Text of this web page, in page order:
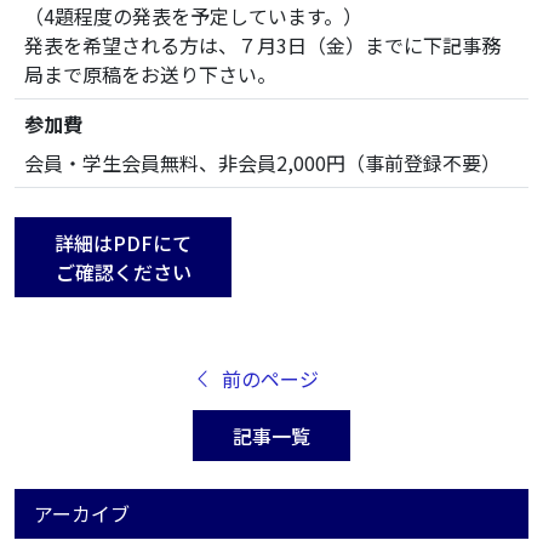
（4題程度の発表を予定しています。）
発表を希望される方は、７月3日（金）までに下記事務
局まで原稿をお送り下さい。
参加費
会員・学生会員無料、非会員2,000円（事前登録不要）
詳細はPDFにて
ご確認ください
前のページ
記事一覧
アーカイブ